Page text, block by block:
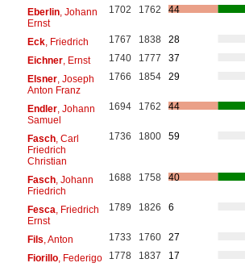
Eberlin, Johann
Ernst
1702 1762 44
Eck, Friedrich 1767 1838
28
Eichner, Ernst 1740 1777
37
Elsner, Joseph
Anton Franz
1766 1854 29
Endler, Johann
Samuel
1694 1762 44
Fasch, Carl
Friedrich
Christian
1736 1800 59
Fasch, Johann
Friedrich
1688 1758 40
Fesca , Friedrich
Ernst
1789 1826 6
Fils , Anton 1733 1760
27
Fiorillo, Federigo 1778 1837
17